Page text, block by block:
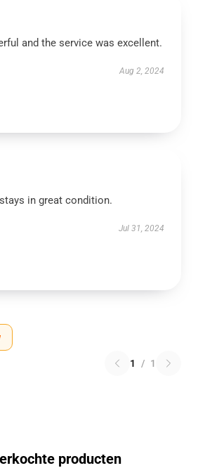
and the service was excellent.
Aug 2, 2024
in great condition.
Jul 31, 2024
1 / 1
producten